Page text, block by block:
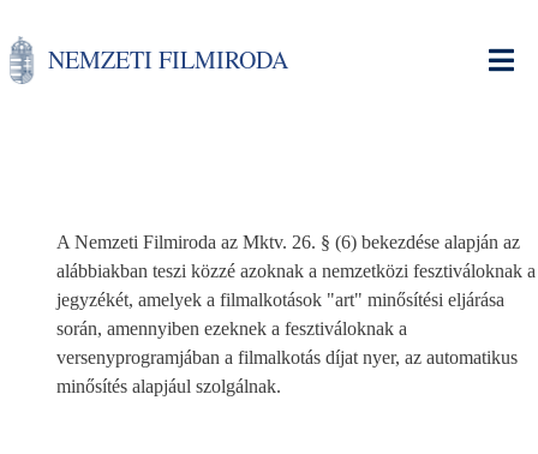
NEMZETI FILMIRODA
A Nemzeti Filmiroda az Mktv. 26. § (6) bekezdése alapján az
alábbiakban teszi közzé azoknak a nemzetközi fesztiváloknak a
jegyzékét, amelyek a filmalkotások "art" minősítési eljárása
során, amennyiben ezeknek a fesztiváloknak a
versenyprogramjában a filmalkotás díjat nyer, az automatikus
minősítés alapjául szolgálnak.